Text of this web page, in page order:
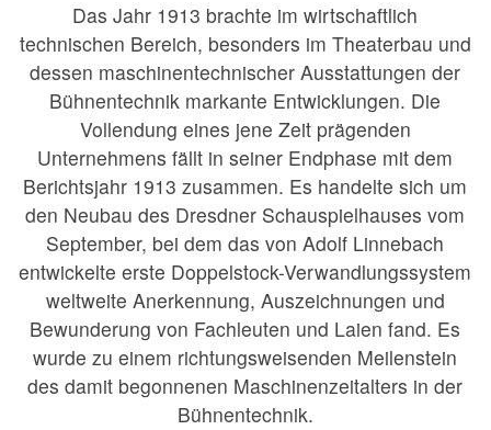
Das Jahr 1913 brachte im wirtschaftlich
technischen Bereich, besonders im Theaterbau und
dessen maschinentechnischer Ausstattungen der
Bühnentechnik markante Entwicklungen. Die
Vollendung eines jene Zeit prägenden
Unternehmens fällt in seiner Endphase mit dem
Berichtsjahr 1913 zusammen. Es handelte sich um
den Neubau des Dresdner Schauspielhauses vom
September, bei dem das von Adolf Linnebach
entwickelte erste Doppelstock-Verwandlungssystem
weltweite Anerkennung, Auszeichnungen und
Bewunderung von Fachleuten und Laien fand. Es
wurde zu einem richtungsweisenden Meilenstein
des damit begonnenen Maschinenzeitalters in der
Bühnentechnik.